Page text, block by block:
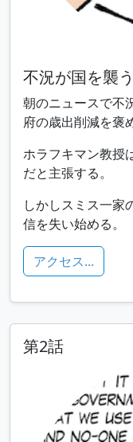
不況が国を襲う
朝のニュースで不
府の歳出削減を褒
ホラフキマン教授
だと主張する。
しかしスミス一家
信を失い始める。
アクセス...
第2話